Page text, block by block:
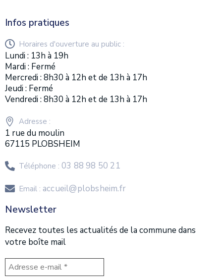
Infos pratiques
Horaires d'ouverture au public :
Lundi : 13h à 19h
Mardi : Fermé
Mercredi : 8h30 à 12h et de 13h à 17h
Jeudi : Fermé
Vendredi : 8h30 à 12h et de 13h à 17h
Adresse :
1 rue du moulin
67115 PLOBSHEIM
Téléphone : 03 88 98 50 21
Email : accueil@plobsheim.fr
Newsletter
Recevez toutes les actualités de la commune dans
votre boîte mail